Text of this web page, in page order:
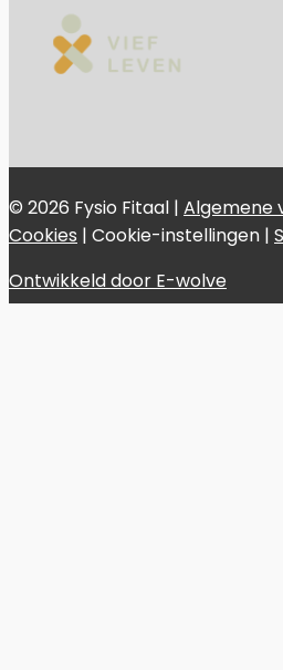
© 2026 Fysio Fitaal | Algemene
Cookies | Cookie-instellingen |
Ontwikkeld door E-wolve